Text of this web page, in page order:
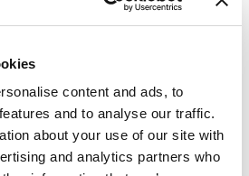
content and ads, to
and to analyse our traffic.
about your use of our site with
and analytics partners who
乾淨的充電外觀配置，無需多